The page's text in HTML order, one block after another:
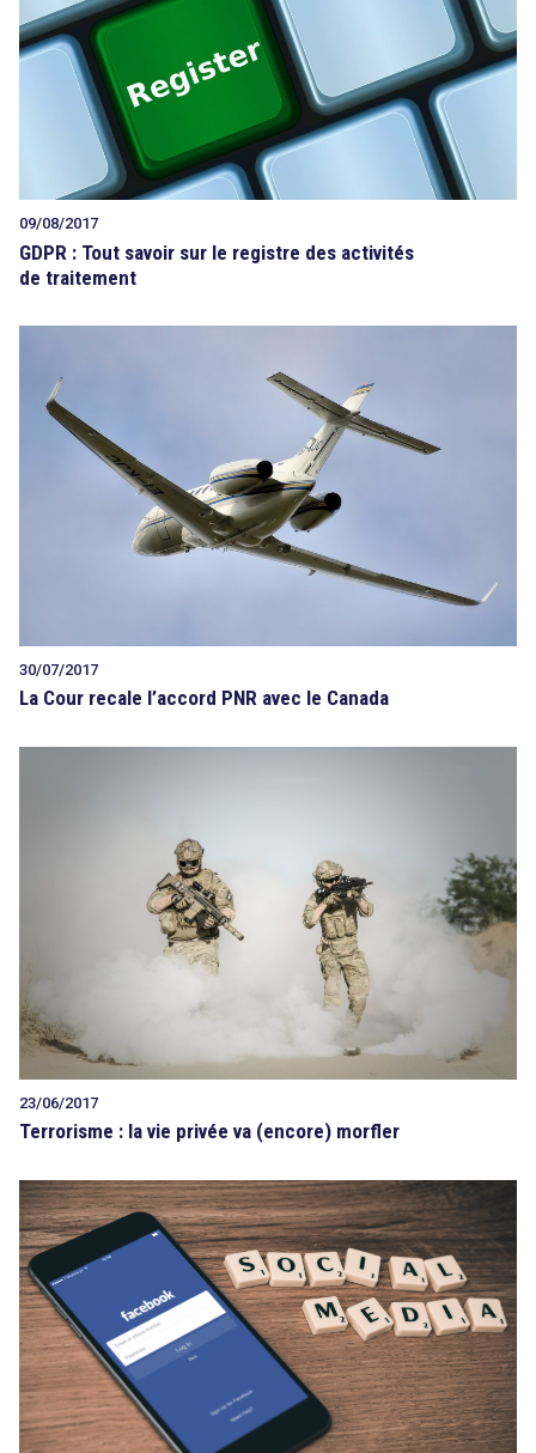
09/08/2017
GDPR : Tout savoir sur le registre des activités
de traitement
30/07/2017
La Cour recale l’accord PNR avec le Canada
23/06/2017
Terrorisme : la vie privée va (encore) morfler